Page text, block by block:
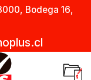
Bodega 16,